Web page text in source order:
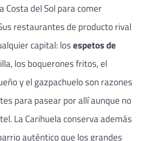
Costa del Sol para comer
restaurantes de producto rival
capital: losespetos de
los boquerones fritos, el
y el gazpachuelo son razones
para pasear por allí aunque no
La Carihuela conserva además
auténtico que los grandes